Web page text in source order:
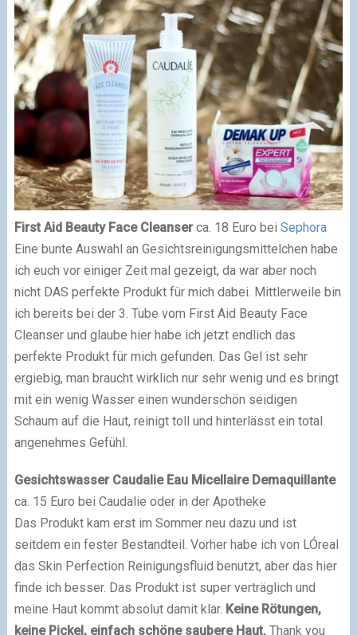
First Aid Beauty Face Cleanserca. 18 Euro bei Sephora
Eine bunte Auswahl an Gesichtsreinigungsmittelchen habe
ich euch vor einiger Zeit mal gezeigt, da war aber noch
nicht DAS perfekte Produkt für mich dabei. Mittlerweile bin
ich bereits bei der 3. Tube vom First Aid Beauty Face
Cleanser und glaube hier habe ich jetzt endlich das
perfekte Produkt für mich gefunden. Das Gel ist sehr
ergiebig, man braucht wirklich nur sehr wenig und es bringt
mit ein wenig Wasser einen wunderschön seidigen
Schaum auf die Haut, reinigt toll und hinterlässt ein total
angenehmes Gefühl.
Gesichtswasser Caudalie Eau Micellaire Demaquillante
ca. 15 Euro bei Caudalie oder in der Apotheke
Das Produkt kam erst im Sommer neu dazu und ist
seitdem ein fester Bestandteil. Vorher habe ich von LÓreal
das Skin Perfection Reinigungsfluid benutzt, aber das hier
finde ich besser. Das Produkt ist super verträglich und
meine Haut kommt absolut damit klar. Keine Rötungen,
keine Pickel, einfach schöne saubere Haut.Thank you